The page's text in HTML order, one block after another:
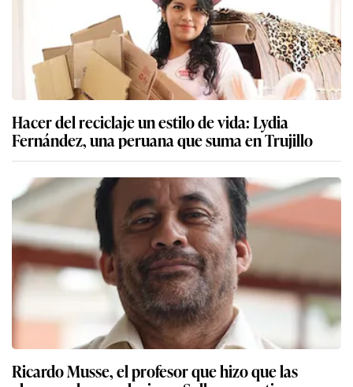
Hacer del reciclaje un estilo de vida: Lydia
Fernández, una peruana que suma en Trujillo
Ricardo Musse, el profesor que hizo que las